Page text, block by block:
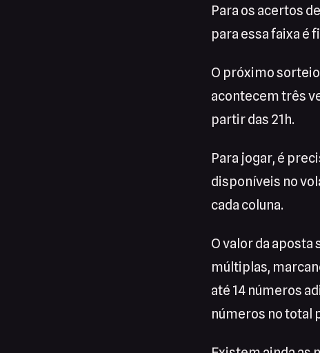
Para os acertos
para essa faixa é
O próximo
acontecem três
partir das 21h.
Para jogar, é
disponíveis no
cada coluna.
O valor da aposta
múltiplas,
até 14 números
números no total